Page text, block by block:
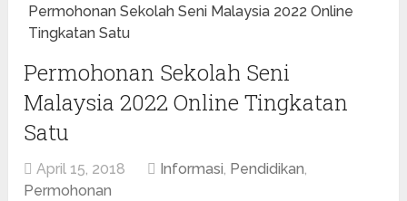
Permohonan Sekolah Seni Malaysia 2022 Online
Tingkatan Satu
Permohonan Sekolah Seni
Malaysia 2022 Online Tingkatan
Satu
April 15, 2018 Informasi, Pendidikan,
Permohonan